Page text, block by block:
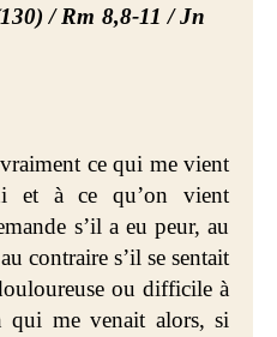
/ Rm 8,8-11 /Jn
ce qui me vient
et à ce qu’on vient
s’il a eu peur, au
contraire s’il se sentait
ou difficile à
me venait alors, si